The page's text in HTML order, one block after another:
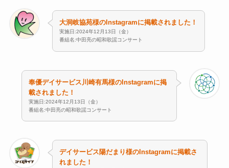
大洞岐協苑様のInstagramに掲載されました！
実施日:2024年12月13日（金）
番組名:中田亮の昭和歌謡コンサート
奉優デイサービス川崎有馬様のInstagramに掲
載されました！
実施日:2024年12月13日（金）
番組名:中田亮の昭和歌謡コンサート
デイサービス陽だまり様のInstagramに掲載さ
れました！